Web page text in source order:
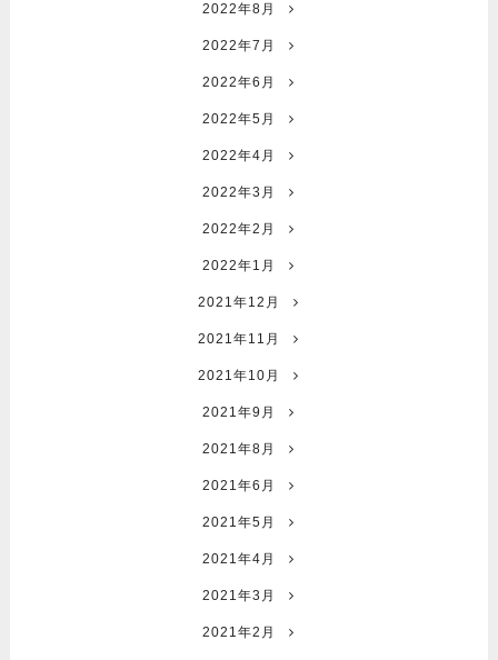
2022年8月
2022年7月
2022年6月
2022年5月
2022年4月
2022年3月
2022年2月
2022年1月
2021年12月
2021年11月
2021年10月
2021年9月
2021年8月
2021年6月
2021年5月
2021年4月
2021年3月
2021年2月